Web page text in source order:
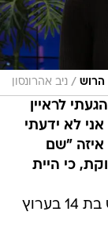
הרוש / ניב אהרונסון
לראיין
אני לא ידעתי
"שם
כי היית
זה מטורף. התחלתי את הקריירה ממש בת 14 בערוץ